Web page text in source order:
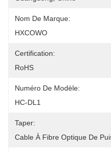
Nom De Marque:
HXCOWO
Certification:
RoHS
Numéro De Modèle:
HC-DL1
Taper:
Cable À Fibre Optique De